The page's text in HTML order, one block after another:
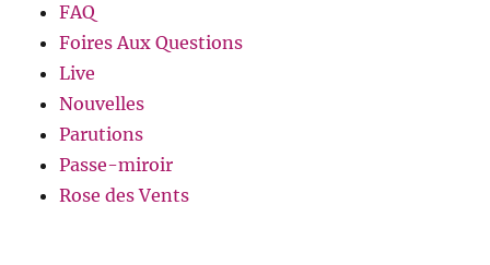
FAQ
Foires Aux Questions
Live
Nouvelles
Parutions
Passe-miroir
Rose des Vents